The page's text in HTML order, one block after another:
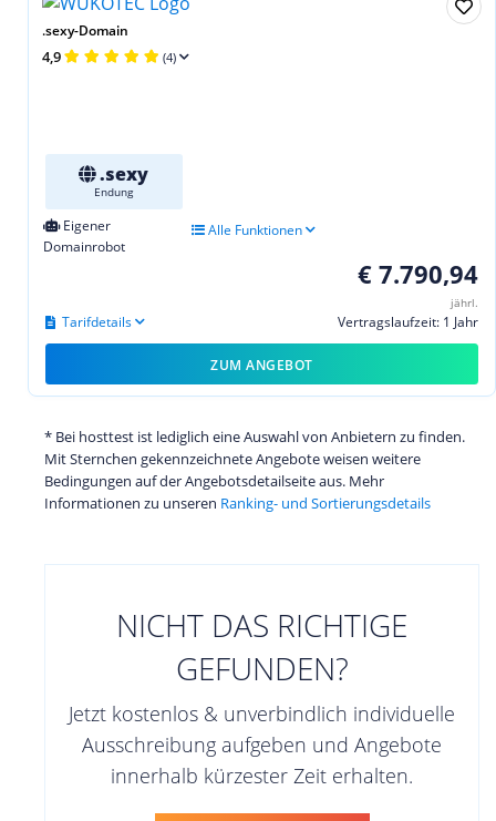
.sexy-Domain
4,9 (4)
.sexy
Endung
Eigener
Domainrobot
Alle Funktionen
€ 7.790,94
jährl.
Vertragslaufzeit: 1 Jahr
Tarifdetails
ZUM ANGEBOT
* Bei hosttest ist lediglich eine Auswahl von Anbietern zu finden.
Mit Sternchen gekennzeichnete Angebote weisen weitere
Bedingungen auf der Angebotsdetailseite aus. Mehr
Informationen zu unseren Ranking- und Sortierungsdetails
NICHT DAS RICHTIGE
GEFUNDEN?
Jetzt kostenlos & unverbindlich individuelle
Ausschreibung aufgeben und Angebote
innerhalb kürzester Zeit erhalten.